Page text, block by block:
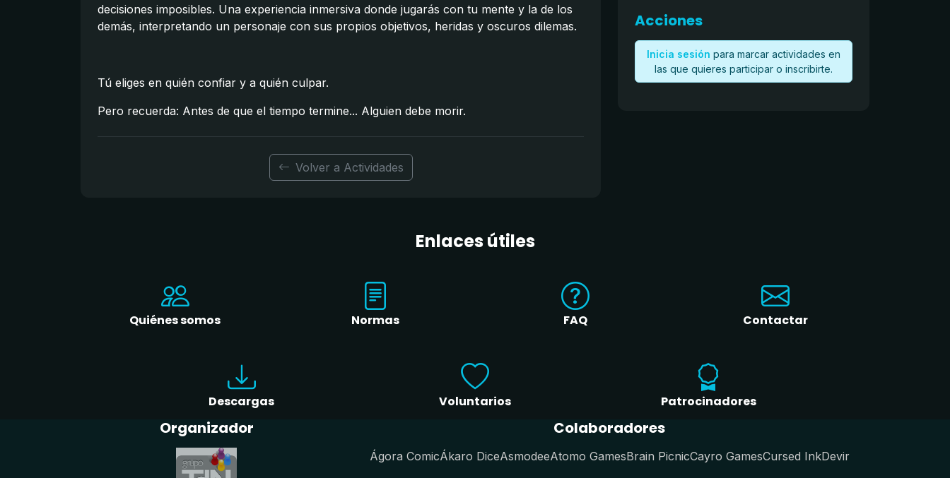
decisiones imposibles. Una experiencia inmersiva donde jugarás con tu mente y la de los
demás, interpretando un personaje con sus propios objetivos, heridas y oscuros dilemas.
Tú eliges en quién confiar y a quién culpar.
Pero recuerda: Antes de que el tiempo termine... Alguien debe morir.
Volver a Actividades
Acciones
Inicia sesión para marcar actividades en
las que quieres participar o inscribirte.
Enlaces útiles
Quiénes somos Normas FAQ Contactar
Descargas Voluntarios Patrocinadores
Organizador Colaboradores
Ágora ComicÁkaro DiceAsmodeeAtomo GamesBrain PicnicCayro GamesCursed InkDevir